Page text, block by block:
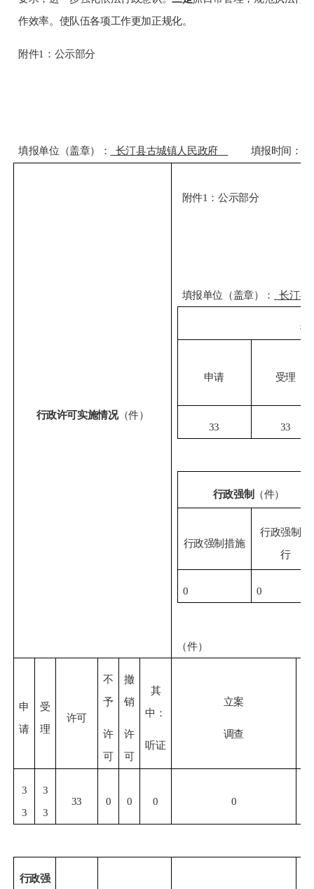
作效率。使队伍各项工作更加正规化。
附件1：公示部分
填报单位（盖章）： 长汀县古城镇人民政府 填报时间：
行政许可实施情况（件）
附件1：公示部分
填报单位（盖章）： 长汀县
行
申请 受理
33 33
行政强制 （件）
行政强制措施
行政强制执
行
0 0
（件）
申
请
受
理
许可
不
予
许
可
撤
销
许
可
其
中：
听证
立案
调查
3
3
3
3
33 0 0 0 0
行政强